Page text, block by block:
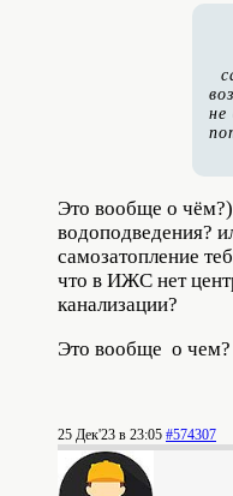
не
Это вообще о
водоподведения?
самозатопление
что в ИЖС нет
канализации?
Это вообще о чем?
25 Дек'23 в 23:05 #574307